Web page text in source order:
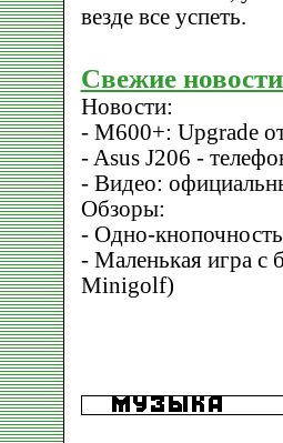
везде все успеть.
Свежие
Новости:
- M600+: Upgrade
- Asus J206 -
- Видео:
Обзоры:
- Одно-
- Маленькая игра с
Minigolf)